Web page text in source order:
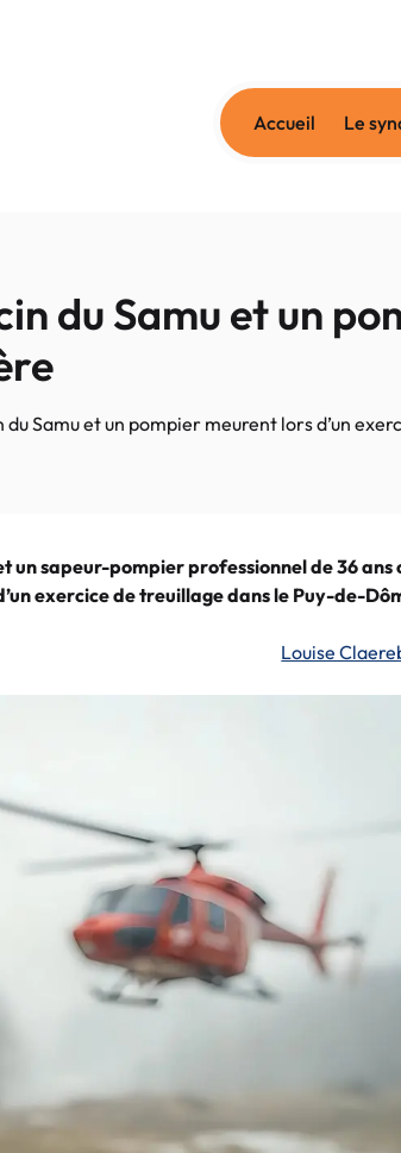
Accueil Le
du Samu et un
du Samu et un pompier meurent lors d’un
un sapeur-pompier professionnel de 36 ans
exercice de treuillage dans le Puy-de-
Louise